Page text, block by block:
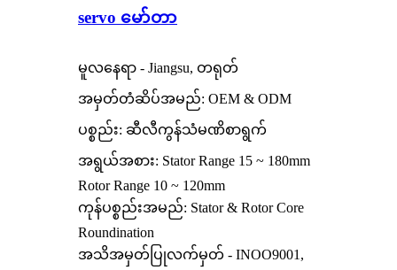
servo မော်တာ
မူလနေရာ - Jiangsu, တရုတ်
အမှတ်တံဆိပ်အမည်: OEM & ODM
ပစ္စည်း: ဆီလီကွန်သံမဏိစာရွက်
အရွယ်အစား: Stator Range 15 ~ 180mm
Rotor Range 10 ~ 120mm
ကုန်ပစ္စည်းအမည်: Stator & Rotor Core
Roundination
အသိအမှတ်ပြုလက်မှတ် - INOO9001,